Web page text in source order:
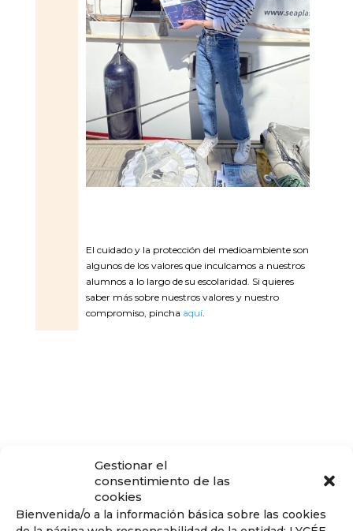
Gestionar el
consentimiento de las
cookies
Bienvenida/o a la información básica sobre las cookies
El cuidado y la protección del medioambiente son
algunos de los valores que inculcamos a nuestros
alumnos a lo largo de su escolaridad. Si quieres
saber más sobre nuestros valores y nuestro
compromiso, pincha aquí.
Conoce nuestra pedagogía
de infantil y primaria